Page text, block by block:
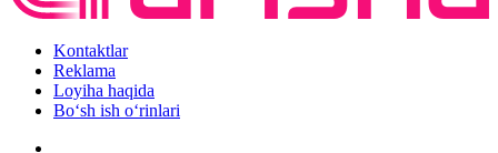
Kontaktlar
Reklama
Loyiha haqida
Bo‘sh ish o‘rinlari